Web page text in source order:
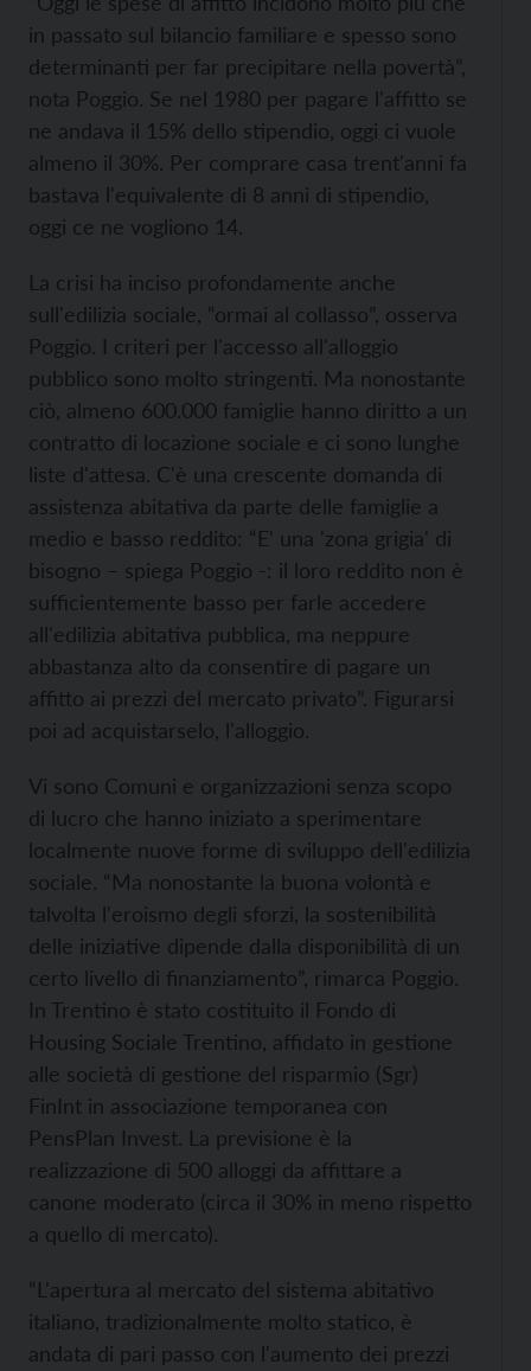
in passato sul bilancio familiare e spesso sono
determinanti per far precipitare nella povertà”,
nota Poggio. Se nel 1980 per pagare l'affitto se
ne andava il 15% dello stipendio, oggi ci vuole
almeno il 30%. Per comprare casa trent'anni fa
bastava l'equivalente di 8 anni di stipendio,
oggi ce ne vogliono 14.
La crisi ha inciso profondamente anche
sull'edilizia sociale, “ormai al collasso”, osserva
Poggio. I criteri per l'accesso all'alloggio
pubblico sono molto stringenti. Ma nonostante
ciò, almeno 600.000 famiglie hanno diritto a un
contratto di locazione sociale e ci sono lunghe
liste d'attesa. C'è una crescente domanda di
assistenza abitativa da parte delle famiglie a
medio e basso reddito: “E' una 'zona grigia' di
bisogno – spiega Poggio -: il loro reddito non è
sufficientemente basso per farle accedere
all'edilizia abitativa pubblica, ma neppure
abbastanza alto da consentire di pagare un
affitto ai prezzi del mercato privato”. Figurarsi
poi ad acquistarselo, l'alloggio.
Vi sono Comuni e organizzazioni senza scopo
di lucro che hanno iniziato a sperimentare
localmente nuove forme di sviluppo dell'edilizia
sociale. “Ma nonostante la buona volontà e
talvolta l'eroismo degli sforzi, la sostenibilità
delle iniziative dipende dalla disponibilità di un
certo livello di finanziamento”, rimarca Poggio.
In Trentino è stato costituito il Fondo di
Housing Sociale Trentino, affidato in gestione
alle società di gestione del risparmio (Sgr)
FinInt in associazione temporanea con
PensPlan Invest. La previsione è la
realizzazione di 500 alloggi da affittare a
canone moderato (circa il 30% in meno rispetto
a quello di mercato).
“L'apertura al mercato del sistema abitativo
italiano, tradizionalmente molto statico, è
andata di pari passo con l'aumento dei prezzi